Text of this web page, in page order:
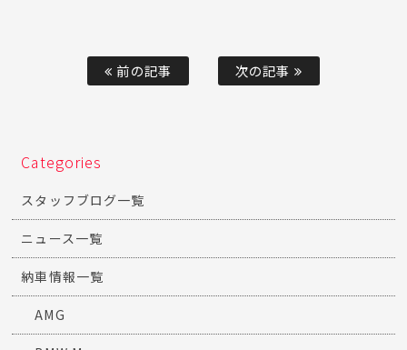
前の記事 次の記事
Categories
スタッフブログ一覧
ニュース一覧
納車情報一覧
AMG